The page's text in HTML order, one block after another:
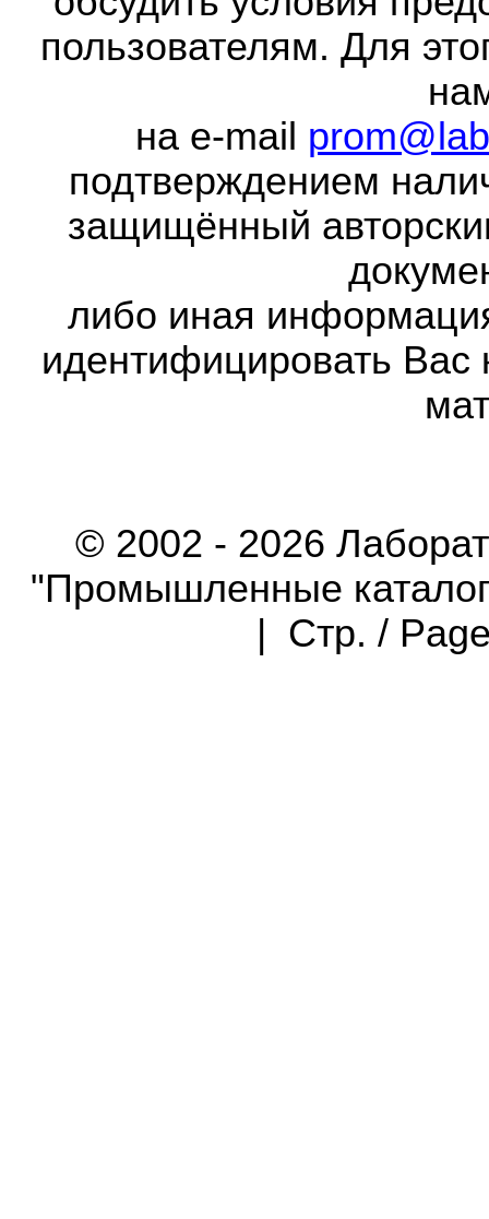
пользователям. Для
на e-mail
подтверждением
защищённый
либо иная
идентифицировать Вас
© 2002 - 2026
"Промышленные
| Стр. /